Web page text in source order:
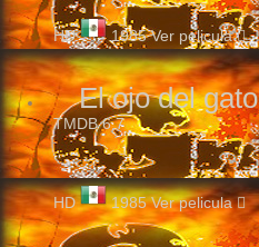
HD 1985 Ver pelicula
El ojo del gato
TMDB6.7
HD 1985 Ver pelicula